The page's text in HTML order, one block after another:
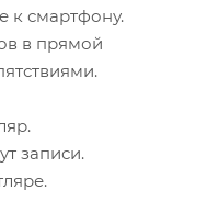
к смартфону.
в прямой
записи.